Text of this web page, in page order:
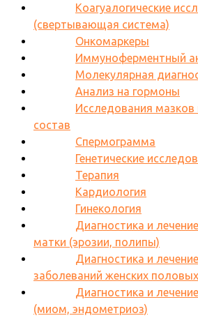
Коагуалогические
(свертывающая система)
Онкомаркеры
Иммуноферментный
Молекулярная
Анализ на гормоны
Исследования мазков
состав
Спермограмма
Генетические
Терапия
Кардиология
Гинекология
Диагностика и
матки (эрозии, полипы)
Диагностика и
заболеваний женских
Диагностика и
(миом, эндометриоз)